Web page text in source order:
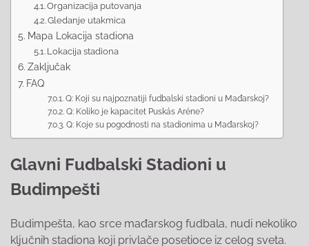
Organizacija putovanja
Gledanje utakmica
Mapa Lokacija stadiona
Lokacija stadiona
Zaključak
FAQ
Q: Koji su najpoznatiji fudbalski stadioni u Mađarskoj?
Q: Koliko je kapacitet Puskás Aréne?
Q: Koje su pogodnosti na stadionima u Mađarskoj?
Glavni Fudbalski Stadioni u
Budimpešti
Budimpešta, kao srce mađarskog fudbala, nudi nekoliko
ključnih stadiona koji privlače posetioce iz celog sveta.